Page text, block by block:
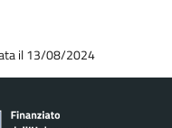
il 13/08/2024